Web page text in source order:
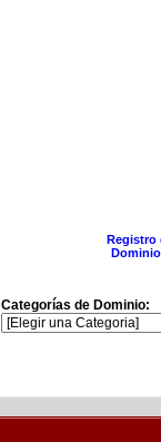
Registro
Categorías de Dominio: